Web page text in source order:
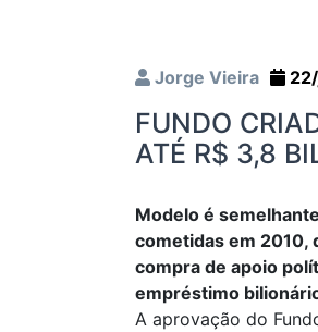
Jorge Vieira
FUNDO
ATÉ R$ 3,8
Modelo é
cometidas em 2010,
compra de apoio
empréstimo
A aprovação do